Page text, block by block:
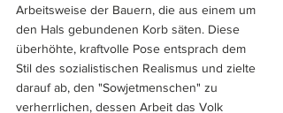
Arbeitsweise der Bauern, die aus einem um
den Hals gebundenen Korb säten. Diese
überhöhte, kraftvolle Pose entsprach dem
Stil des sozialistischen Realismus und zielte
darauf ab, den "Sowjetmenschen" zu
verherrlichen, dessen Arbeit das Volk